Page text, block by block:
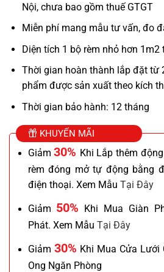
Nội, chưa bao gồm thuế GTGT
Miễn phí mang mẫu tư vấn, đo
Diện tích 1 bộ rèm nhỏ hơn 1m2
Thời gian hoàn thành lắp đặt từ
phẩm được sản xuất theo kích
Thời gian bảo hành: 12 tháng
KHUYẾN MÃI
Giảm30% Khi Lắp thêm
rèm đóng mở tự động bằng
điện thoại. Xem Mẫu Tại Đây
Giảm 50% Khi Mua Giàn
Phát. Xem Mẫu Tại Đây
Giảm 30% Khi Mua Cửa Lưới
Ong Ngăn Phòng